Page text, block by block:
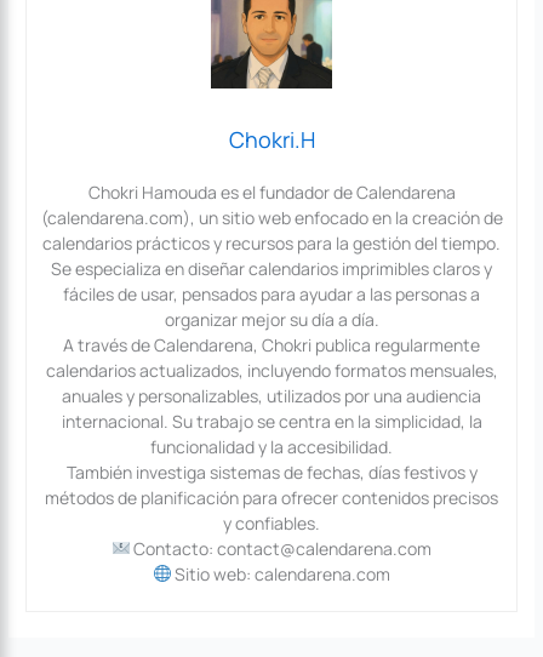
Chokri.H
Chokri Hamouda es el fundador de Calendarena
(calendarena.com), un sitio web enfocado en la creación de
calendarios prácticos y recursos para la gestión del tiempo.
Se especializa en diseñar calendarios imprimibles claros y
fáciles de usar, pensados para ayudar a las personas a
organizar mejor su día a día.
A través de Calendarena, Chokri publica regularmente
calendarios actualizados, incluyendo formatos mensuales,
anuales y personalizables, utilizados por una audiencia
internacional. Su trabajo se centra en la simplicidad, la
funcionalidad y la accesibilidad.
También investiga sistemas de fechas, días festivos y
métodos de planificación para ofrecer contenidos precisos
y confiables.
Contacto: contact@calendarena.com
Sitio web: calendarena.com